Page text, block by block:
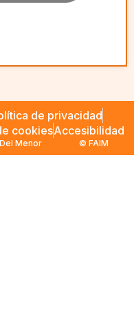
de privacidad
cookiesAccesibilidad
Menor © FAIM